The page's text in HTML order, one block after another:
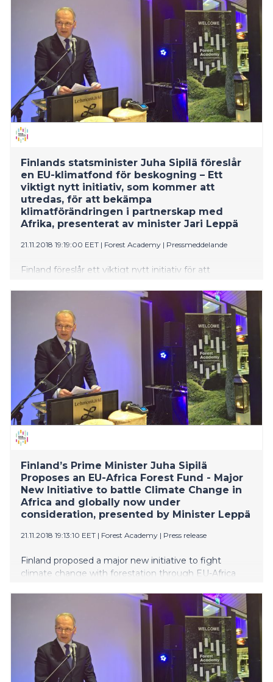
neuvottelustrategiasta. Jo pitkään on ollut selvää, että
britit voivat saada EU:lta vain itsensä kannalta niin
huonon erosopimuksen, ettei heidän sitä kannata
hyväksyä. Tämä tulee tiistaina todistettua, kun Mayn
neuvottelema erosopimus hylätään parlamentissa.
Samalla alkaa toden teolla pyristely eroon koko
Brexitistä, arvioi pitkän linjan EU-asiantuntija Jussi
Seppälä.
Finlands statsminister Juha Sipilä föreslår
en EU-klimatfond för beskogning – Ett
viktigt nytt initiativ, som kommer att
utredas, för att bekämpa
klimatförändringen i partnerskap med
Afrika, presenterat av minister Jari Leppä
21.11.2018 19:19:00 EET | Forest Academy | Pressmeddelande
Finland föreslår ett viktigt nytt initiativ för att
genom samarbete mellan EU och Afrika.
Statsminister Juha Sipilä har redan diskuterat Finlands
initiativ med Europeiska kommissionens ordförande
Jean-Claude Juncker. Jord- och skogsbruksminister
Jari Leppä har informerat EU:s jordbrukskommissionär
Phil Hogan och medlemsstaterna om saken.
Initiativet lanserades idag av minister Leppä på den
första EU-Skogsakademin för beslutsfattare som
ordnades av Finland och Sverige.
Finland’s Prime Minister Juha Sipilä
Proposes an EU-Africa Forest Fund - Major
New Initiative to battle Climate Change in
Africa and globally now under
consideration, presented by Minister Leppä
21.11.2018 19:13:10 EET | Forest Academy | Press release
Finland proposed a major new initiative to fight
climate change with forestation through EU-Africa
has already discussed the Finnish initiative with the
President of the European Commission, Mr. Jean-
Claude Juncker. Mr. Jari Leppä, Minister of Agriculture
and Forestry has informed the EU Commissioner for
Agriculture and Rural Development Phil Hogan and
the Member States. The initiative was presented
today by Minister Leppä at the first Forest Academy